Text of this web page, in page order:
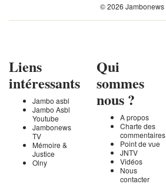
© 2026 Jambonews
Liens
intéressants
Jambo asbl
Jambo Asbl
Youtube
Jambonews
TV
Mémoire &
Justice
Olny
Qui
sommes
nous ?
A propos
Charte des
commentaires
Point de vue
JNTV
Vidéos
Nous
contacter